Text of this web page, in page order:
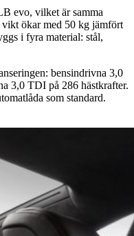
evo, vilket är samma
ökar med 50 kg jämfört
i fyra material: stål,
bensindrivna 3,0
3,0 TDI på 286 hästkrafter.
som standard.